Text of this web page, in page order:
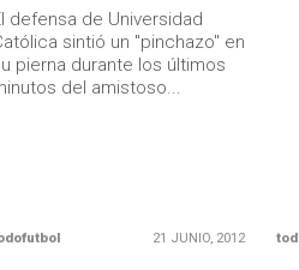
defensa de Universidad
sintió un "pinchazo" en
pierna durante los últimos
del amistoso...
21 JUNIO, 2012